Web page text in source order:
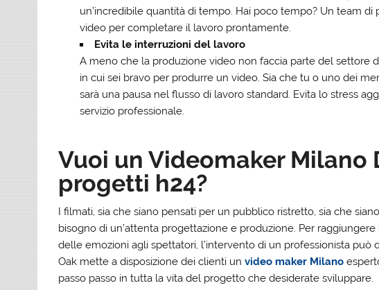
un’incredibile quantità di tempo. Hai poco tempo? Un team
video per completare il lavoro prontamente.
Evita le interruzioni del lavoro
A meno che la produzione video non faccia parte del settore
in cui sei bravo per produrre un video. Sia che tu o uno dei
sarà una pausa nel flusso di lavoro standard. Evita lo stress
servizio professionale.
Vuoi un Videomaker Milano
progetti h24?
I filmati, sia che siano pensati per un pubblico ristretto, sia che
bisogno di un’attenta progettazione e produzione. Per
delle emozioni agli spettatori, l’intervento di un professionista può
Oak mette a disposizione dei clienti unvideo maker Milano
passo passo in tutta la vita del progetto che desiderate sviluppare.